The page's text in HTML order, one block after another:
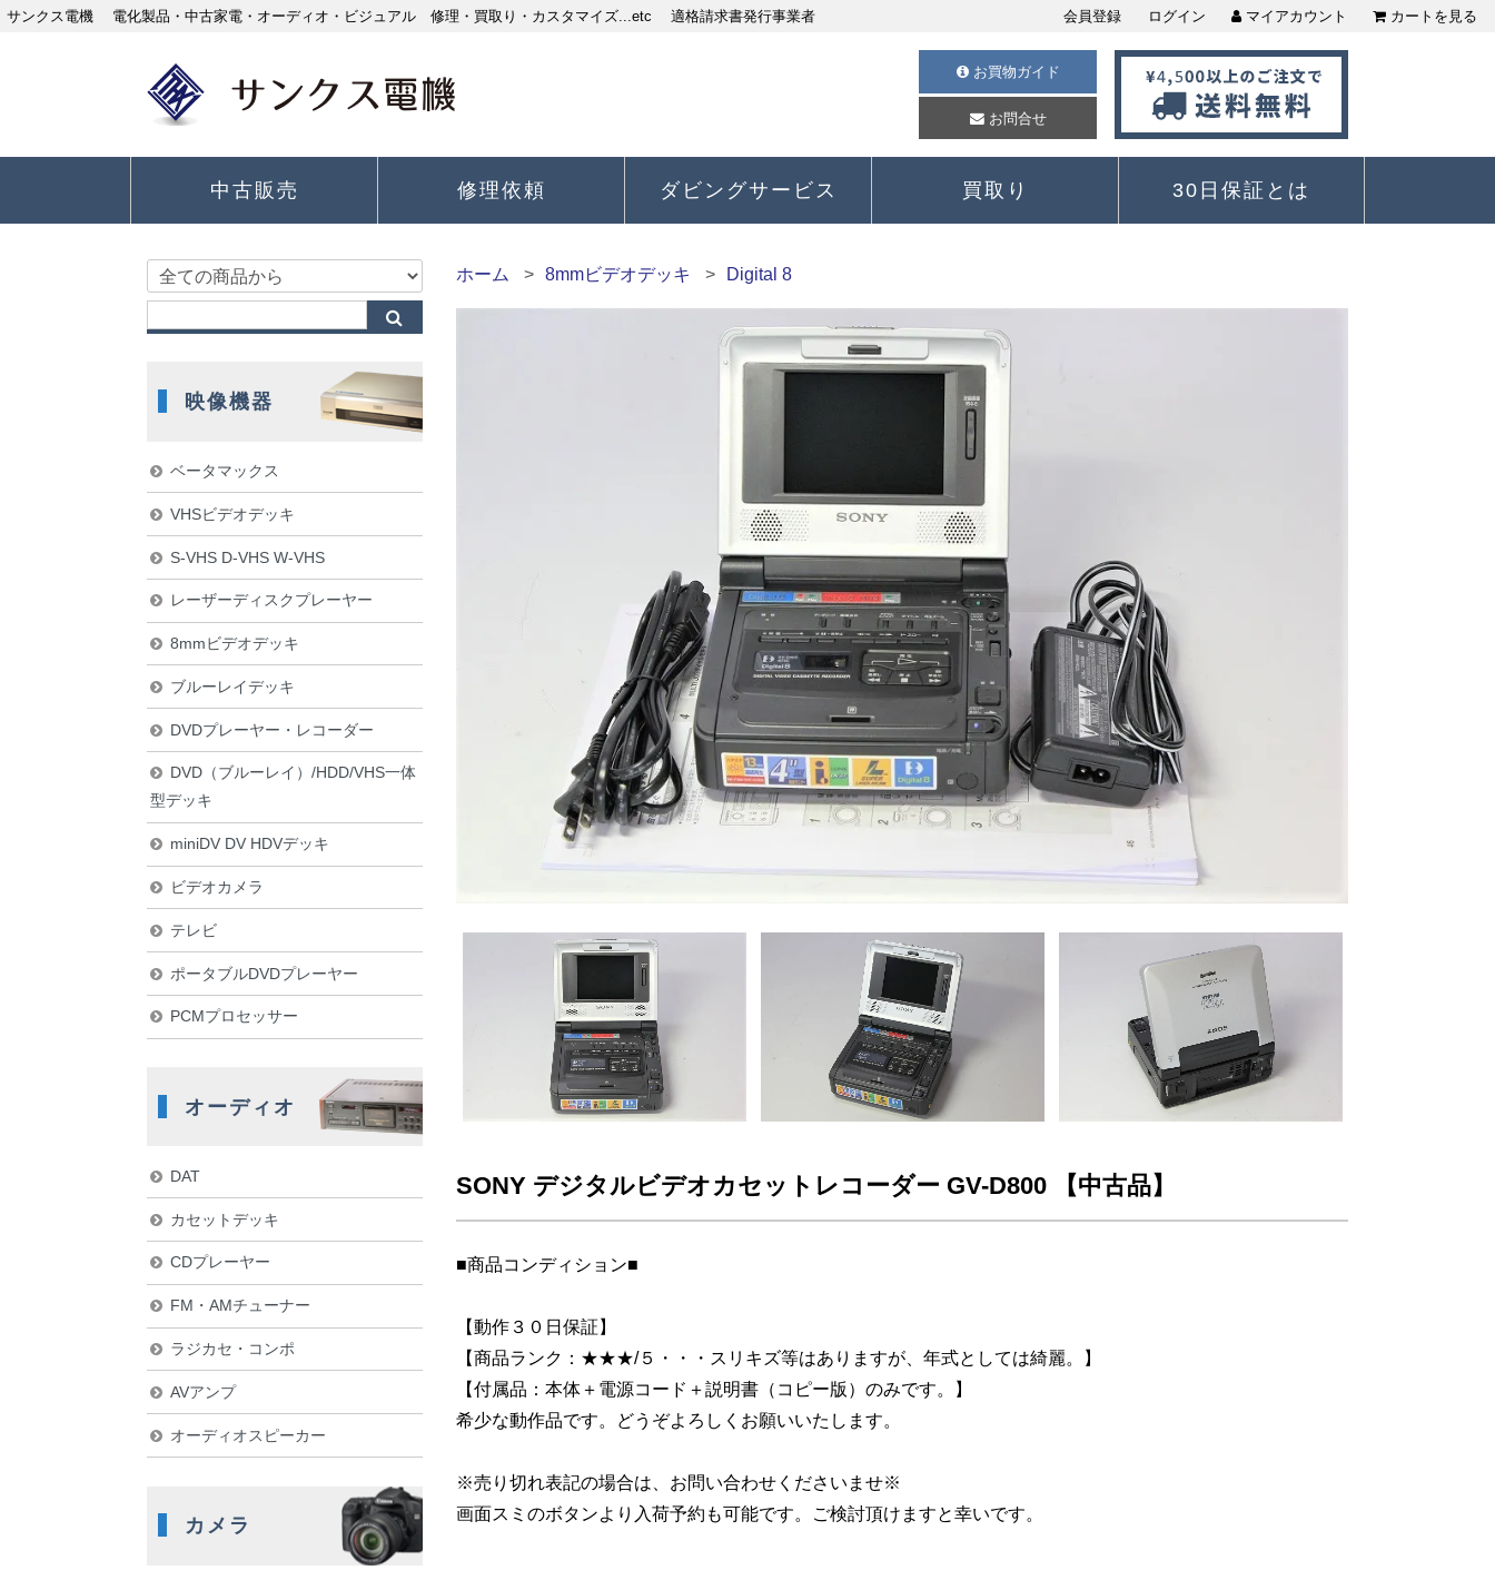
サンクス電機 電化製品・中古家電・オーディオ・ビジュアル 修理・買取り・カスタマイズ...etc 適格請求書発行事業者 会員登録 ログイン マイアカウント カートを見る
お買物ガイド
お問合せ
中古販売 修理依頼 ダビングサービス 買取り 30日保証とは
ホーム 8mmビデオデッキ Digital 8
SONY デジタルビデオカセットレコーダー GV-D800 【中古品】
■商品コンディション■
【動作３０日保証】
【商品ランク：★★★/５・・・スリキズ等はありますが、年式としては綺麗。】
【付属品：本体＋電源コード＋説明書（コピー版）のみです。】
希少な動作品です。どうぞよろしくお願いいたします。
※売り切れ表記の場合は、お問い合わせくださいませ※
画面スミのボタンより入荷予約も可能です。ご検討頂けますと幸いです。
映像機器
ベータマックス
VHSビデオデッキ
S-VHS D-VHS W-VHS
レーザーディスクプレーヤー
8mmビデオデッキ
ブルーレイデッキ
DVDプレーヤー・レコーダー
DVD（ブルーレイ）/HDD/VHS一体
型デッキ
miniDV DV HDVデッキ
ビデオカメラ
テレビ
ポータブルDVDプレーヤー
PCMプロセッサー
オーディオ
DAT
カセットデッキ
CDプレーヤー
FM・AMチューナー
ラジカセ・コンポ
AVアンプ
オーディオスピーカー
カメラ